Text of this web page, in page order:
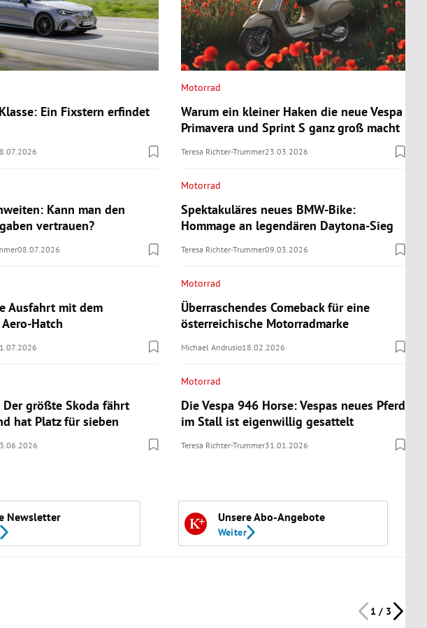
Ein Fixstern erfindet
Kann man den
vertrauen?
08.07.2026
Ausfahrt mit dem
Hatch
Der größte Skoda fährt
hat Platz für sieben
Motorrad
Warum ein kleiner Haken die neue Vespa
Primavera und Sprint S ganz groß macht
Teresa Richter-Trummer23.03.2026
Motorrad
Spektakuläres neues BMW-Bike:
Hommage an legendären Daytona-Sieg
Teresa Richter-Trummer09.03.2026
Motorrad
Überraschendes Comeback für eine
österreichische Motorradmarke
Michael Andrusio18.02.2026
Motorrad
Die Vespa 946 Horse: Vespas neues Pferd
im Stall ist eigenwillig gesattelt
Teresa Richter-Trummer31.01.2026
Newsletter Unsere Abo-Angebote
Weiter
1 / 3